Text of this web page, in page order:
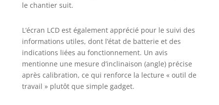
le chantier suit.
L’écran LCD est également apprécié pour le suivi des
informations utiles, dont l’état de batterie et des
indications liées au fonctionnement. Un avis
mentionne une mesure d’inclinaison (angle) précise
après calibration, ce qui renforce la lecture « outil de
travail » plutôt que simple gadget.